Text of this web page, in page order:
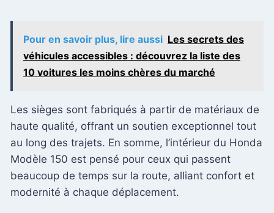
Pour en savoir plus, lire aussi Les secrets des
véhicules accessibles : découvrez la liste des
10 voitures les moins chères du marché
Les sièges sont fabriqués à partir de matériaux de
haute qualité, offrant un soutien exceptionnel tout
au long des trajets. En somme, l’intérieur du Honda
Modèle 150 est pensé pour ceux qui passent
beaucoup de temps sur la route, alliant confort et
modernité à chaque déplacement.